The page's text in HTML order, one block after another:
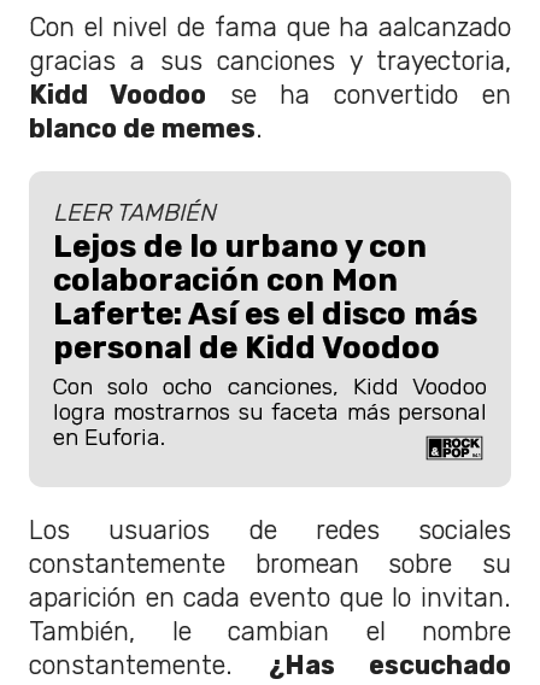
Con el nivel de fama que ha aalcanzado
gracias a sus canciones y trayectoria,
Kidd Voodoo se ha convertido en
blanco de memes.
LEER TAMBIÉN
Lejos de lo urbano y con
colaboración con Mon
Laferte: Así es el disco más
personal de Kidd Voodoo
Con solo ocho canciones, Kidd Voodoo
logra mostrarnos su faceta más personal
en Euforia.
Los usuarios de redes sociales
constantemente bromean sobre su
aparición en cada evento que lo invitan.
También, le cambian el nombre
constantemente. ¿Has escuchado